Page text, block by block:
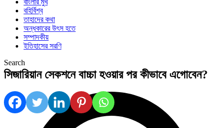
বাংলার মুখ
বহির্বিশ্ব
তাহাদের কথা
অন্ধকারের উৎস হতে
সম্পাদকীয়
ইতিহাসের সরণি
Search
সিজারিয়ান সেকশনে বাচ্চা হওয়ার পর কীভাবে এগোবেন?